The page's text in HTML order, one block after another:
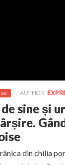
AUTHOR:
sine și
din chilia